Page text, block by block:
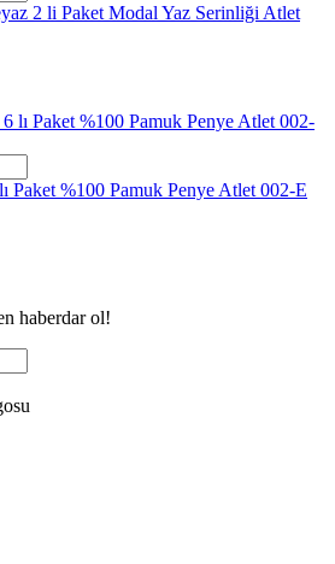
2 li Paket Modal Yaz Serinliği Atlet
Paket %100 Pamuk Penye Atlet 002-E
haberdar ol!